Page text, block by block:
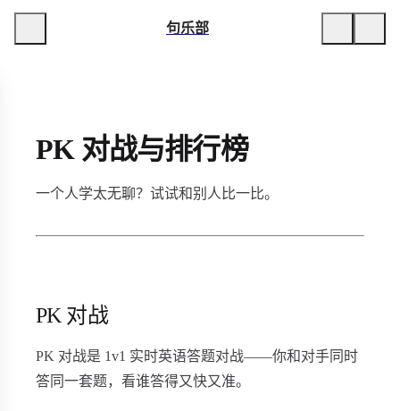
句乐部
PK 对战与排行榜
一个人学太无聊？试试和别人比一比。
PK 对战
PK 对战是 1v1 实时英语答题对战——你和对手同时
答同一套题，看谁答得又快又准。